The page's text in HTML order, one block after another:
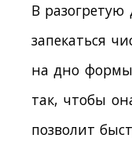
В разогретую
запекаться
на дно формы
так, чтобы
позволит